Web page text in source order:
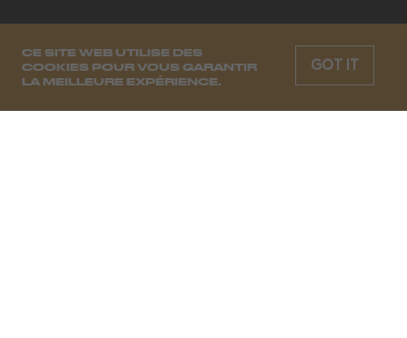
CE SITE WEB UTILISE DES
COOKIES POUR VOUS GARANTIR
LA MEILLEURE EXPÉRIENCE.
GOT IT